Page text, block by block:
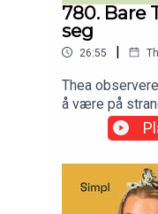
780. Bare
seg
26:55 |
Thea
å være på
på en spansk
folkehelsens